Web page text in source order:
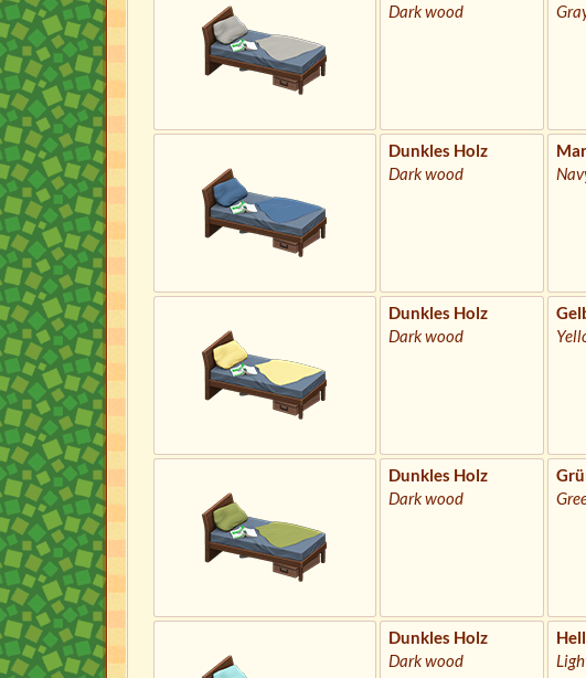
Dark wood
Dunkles Holz
Dark wood
Dunkles Holz
Dark wood
Dunkles Holz
Dark wood
Dunkles Holz
Dark wood